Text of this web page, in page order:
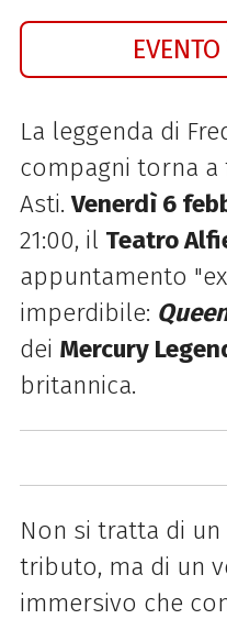
La leggenda di
compagni torna a
Asti.Venerdì 6
21:00, il Teatro
appuntamento
imperdibile:
dei Mercury
britannica.
Non si tratta di
tributo, ma di un
immersivo che